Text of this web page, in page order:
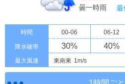
曇一時雨
最
時間 00-06 06-12
降水確率 30% 40%
最大風速 東南東 1m/s